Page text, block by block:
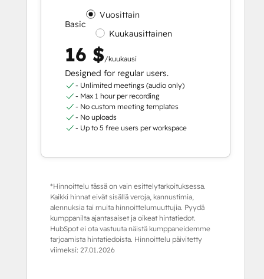
Basic
Vuosittain
Kuukausittainen
16 $/kuukausi
Designed for regular users.
- Unlimited meetings (audio only)
- Max 1 hour per recording
- No custom meeting templates
- No uploads
- Up to 5 free users per workspace
*Hinnoittelu tässä on vain esittelytarkoituksessa.
Kaikki hinnat eivät sisällä veroja, kannustimia,
alennuksia tai muita hinnoittelumuuttujia. Pyydä
kumppanilta ajantasaiset ja oikeat hintatiedot.
HubSpot ei ota vastuuta näistä kumppaneidemme
tarjoamista hintatiedoista. Hinnoittelu päivitetty
viimeksi: 27.01.2026